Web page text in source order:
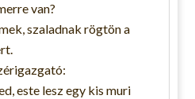
van?
szaladnak rögtön a
este lesz egy kis muri